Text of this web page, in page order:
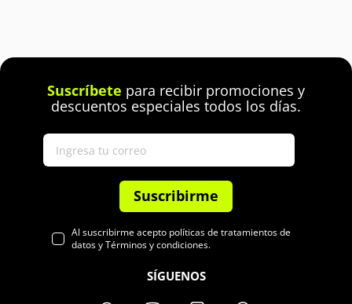
Suscríbete para recibir promociones y
descuentos especiales todos los días.
Suscribirme
Al suscribirme acepto políticas de tratamientos de
datos y Términos y condiciones.
SÍGUENOS